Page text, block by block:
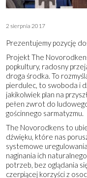
2 sierpnia 2017
Prezentujemy pozycję
Projekt The
popkultury, radosny
droga środka. To
pierdulec, to swoboda i
jakikolwiek plan na
pełen zwrot do
gościnnego sarmatyzmu.
The Novorodkens to
dźwięku, które nas
systemowe
naginania ich
potrzeb, bez oglądania
czerpiącej korzyści z